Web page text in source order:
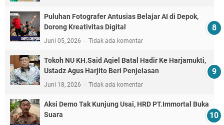
Puluhan Fotografer Antusias Belajar AI di Depok,
Dorong Kreativitas Digital
Juni 05, 2026 Tidak ada komentar
Tokoh NU KH.Said Aqiel Batal Hadir Ke Harjamukti,
Ustadz Agus Harjito Beri Penjelasan
Juni 18, 2026 Tidak ada komentar
Aksi Demo Tak Kunjung Usai, HRD PT.Immortal Buka
Suara